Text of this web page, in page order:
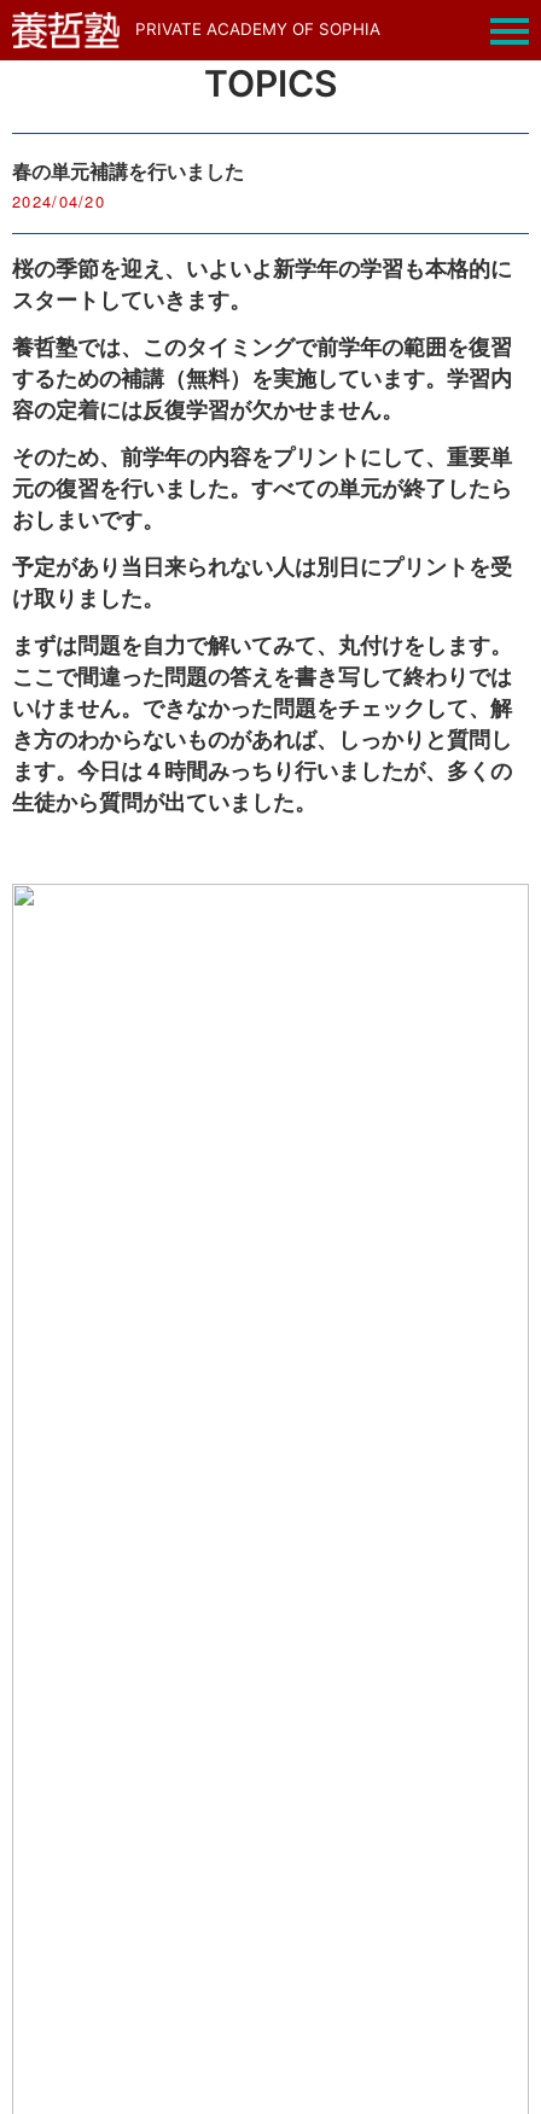
PRIVATE ACADEMY OF SOPHIA
TOPICS
春の単元補講を行いました
2024/04/20
桜の季節を迎え、いよいよ新学年の学習も本格的に
スタートしていきます。
養哲塾では、このタイミングで前学年の範囲を復習
するための補講（無料）を実施しています。学習内
容の定着には反復学習が欠かせません。
そのため、前学年の内容をプリントにして、重要単
元の復習を行いました。すべての単元が終了したら
おしまいです。
予定があり当日来られない人は別日にプリントを受
け取りました。
まずは問題を自力で解いてみて、丸付けをします。
ここで間違った問題の答えを書き写して終わりでは
いけません。できなかった問題をチェックして、解
き方のわからないものがあれば、しっかりと質問し
ます。今日は４時間みっちり行いましたが、多くの
生徒から質問が出ていました。